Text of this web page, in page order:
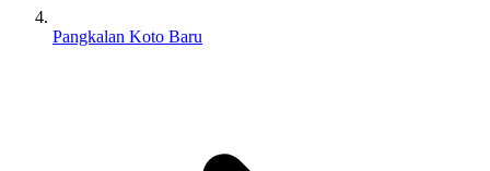
Pangkalan Koto Baru